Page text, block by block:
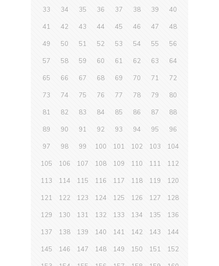
33 34 35 36 37 38 39 40
41 42 43 44 45 46 47 48
49 50 51 52 53 54 55 56
57 58 59 60 61 62 63 64
65 66 67 68 69 70 71 72
73 74 75 76 77 78 79 80
81 82 83 84 85 86 87 88
89 90 91 92 93 94 95 96
97 98 99 100 101 102 103 104
105 106 107 108 109 110 111 112
113 114 115 116 117 118 119 120
121 122 123 124 125 126 127 128
129 130 131 132 133 134 135 136
137 138 139 140 141 142 143 144
145 146 147 148 149 150 151 152